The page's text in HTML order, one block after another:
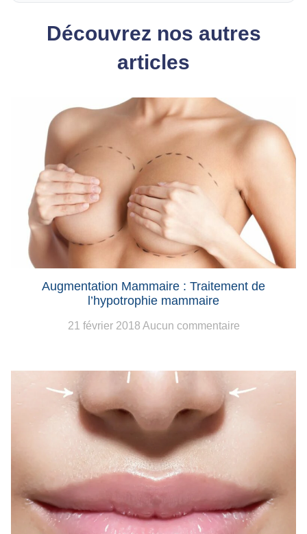
Découvrez nos autres
articles
Augmentation Mammaire : Traitement de
l’hypotrophie mammaire
21 février 2018 Aucun commentaire